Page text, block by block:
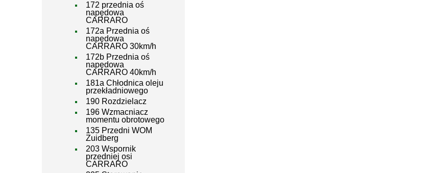
172 przednia oś
napędowa
CARRARO
172a Przednia oś
napędowa
CARRARO 30km/h
172b Przednia oś
napędowa
CARRARO 40km/h
181a Chłodnica oleju
przekładniowego
190 Rozdzielacz
196 Wzmacniacz
momentu obrotowego
135 Przedni WOM
Zuidberg
203 Wspornik
przedniej osi
CARRARO